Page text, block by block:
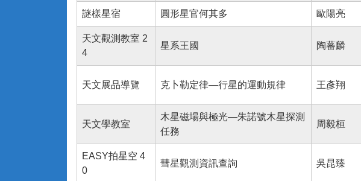
謎樣星宿 圓形星官何其多 歐陽亮
天文觀測教室 2
4
星系王國 陶蕃麟
天文展品導覽 克卜勒定律—行星的運動規律 王彥翔
天文學教室
木星磁場與極光—朱諾號木星探測
任務
周毅桓
EASY拍星空 4
0
彗星觀測資訊查詢 吳昆臻